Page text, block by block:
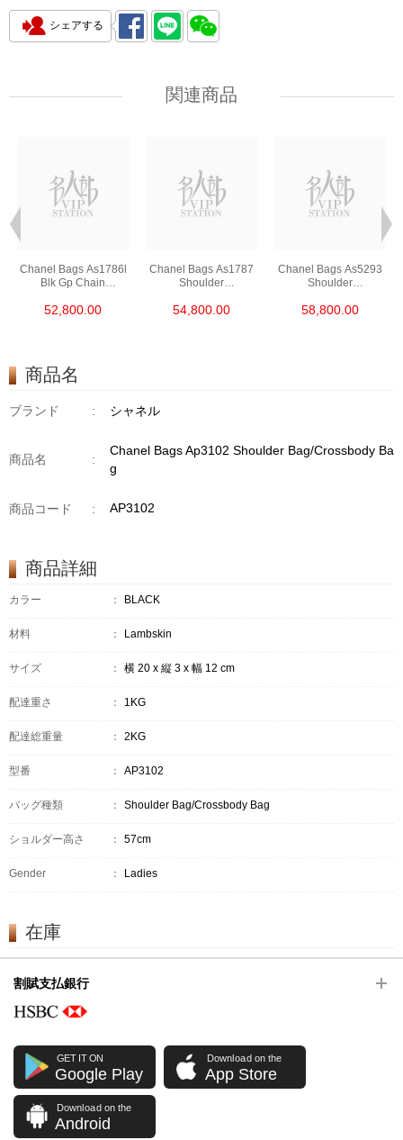
シェアする
関連商品
Chanel Bags As1786l
Blk Gp Chain
52,800.00
Chanel Bags As1787
Shoulder
54,800.00
Chanel Bags As5293
Shoulder
58,800.00
商品名
ブランド : シャネル
商品名 :
Chanel Bags Ap3102 Shoulder Bag/Crossbody Ba
g
商品コード : AP3102
商品詳細
カラー ： BLACK
材料 ： Lambskin
サイズ ： 横 20 x 縦 3 x 幅 12 cm
配達重さ ： 1KG
配達総重量 ： 2KG
型番 ： AP3102
バッグ種類 ： Shoulder Bag/Crossbody Bag
ショルダー高さ ： 57cm
Gender ： Ladies
在庫
割賦支払銀行
GET IT ON
Google Play
Download on the
App Store
Download on the
Android